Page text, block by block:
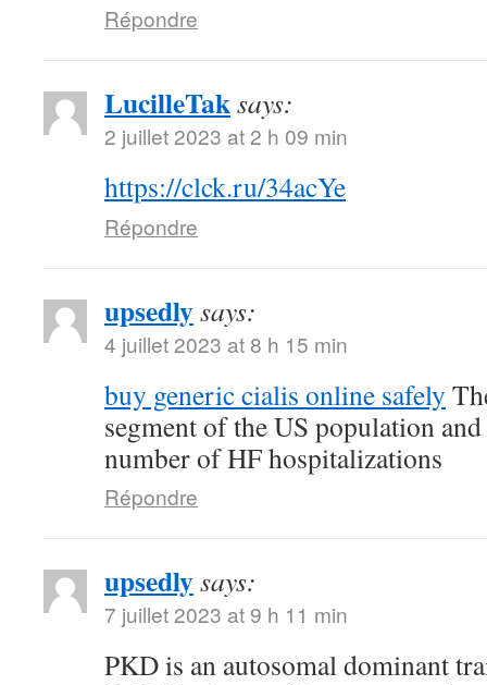
Répondre
LucilleTaksays:
2 juillet 2023 at 2 h 09 min
https://clck.ru/34acYe
Répondre
upsedlysays:
4 juillet 2023 at 8 h 15 min
buy generic cialis online safely
segment of the US population
number of HF hospitalizations
Répondre
upsedlysays:
7 juillet 2023 at 9 h 11 min
PKD is an autosomal dominant